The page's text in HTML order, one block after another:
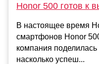
Honor 500 готов к
В настоящее время
смартфонов Honor
компания
насколько успеш...